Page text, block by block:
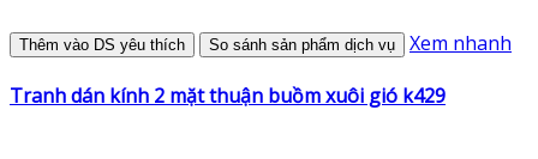
Thêm vào DS yêu thích So sánh sản phẩm dịch vụ Xem nhanh
Tranh dán kính 2 mặt thuận buồm xuôi gió k429